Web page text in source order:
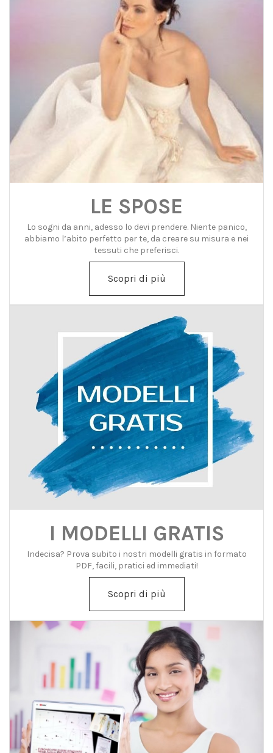
LE SPOSE
Lo sogni da anni, adesso lo devi prendere. Niente panico,
abbiamo l’abito perfetto per te, da creare su misura e nei
tessuti che preferisci.
Scopri di più
I MODELLI GRATIS
Indecisa? Prova subito i nostri modelli gratis in formato
PDF, facili, pratici ed immediati!
Scopri di più